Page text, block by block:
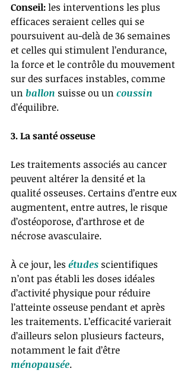
Conseil: les interventions les plus
efficaces seraient celles qui se
poursuivent au-delà de 36 semaines
et celles qui stimulent l’endurance,
la force et le contrôle du mouvement
sur des surfaces instables, comme
un ballon suisse ou un coussin
d’équilibre.
3. La santé osseuse
Les traitements associés au cancer
peuvent altérer la densité et la
qualité osseuses. Certains d’entre eux
augmentent, entre autres, le risque
d’ostéoporose, d’arthrose et de
nécrose avasculaire.
À ce jour, les études scientifiques
n’ont pas établi les doses idéales
d’activité physique pour réduire
l’atteinte osseuse pendant et après
les traitements. L’efficacité varierait
d’ailleurs selon plusieurs facteurs,
notamment le fait d’être
ménopausée.